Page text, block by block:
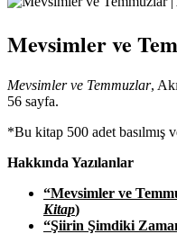
Mevsimler ve
Mevsimler ve Temmuzlar,
56 sayfa.
*Bu kitap 500 adet basılmış
Hakkında Yazılanlar
“Mevsimler ve
Kitap)
“Şiirin Şimdiki